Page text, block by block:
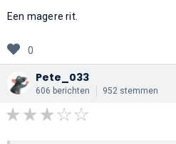
Een magere rit.
0
Pete_033
606 berichten 952 stemmen